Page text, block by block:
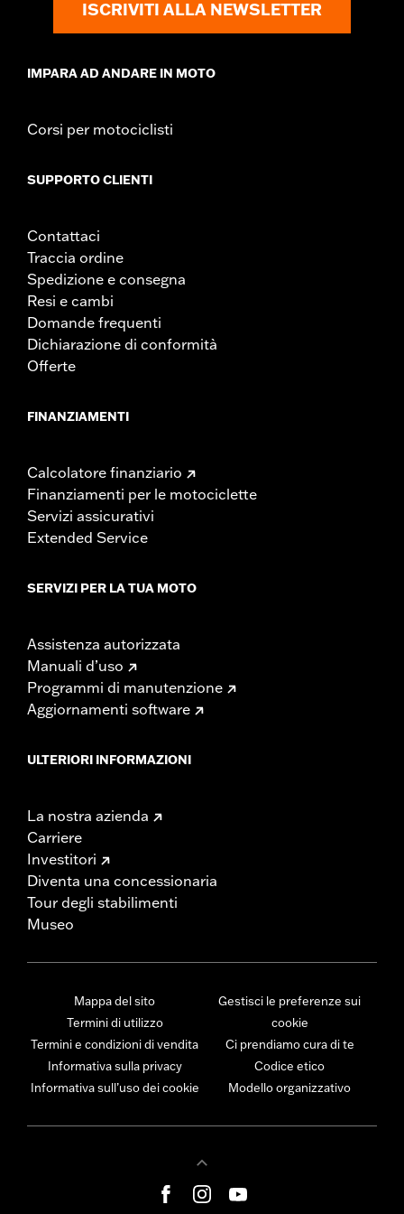
ISCRIVITI ALLA NEWSLETTER
IMPARA AD ANDARE IN MOTO
Corsi per motociclisti
SUPPORTO CLIENTI
Contattaci
Traccia ordine
Spedizione e consegna
Resi e cambi
Domande frequenti
Dichiarazione di conformità
Offerte
FINANZIAMENTI
Calcolatore finanziario
Finanziamenti per le motociclette
Servizi assicurativi
Extended Service
SERVIZI PER LA TUA MOTO
Assistenza autorizzata
Manuali d’uso
Programmi di manutenzione
Aggiornamenti software
ULTERIORI INFORMAZIONI
La nostra azienda
Carriere
Investitori
Diventa una concessionaria
Tour degli stabilimenti
Museo
Mappa del sito
Termini di utilizzo
Termini e condizioni di vendita
Informativa sulla privacy
Informativa sull’uso dei cookie
Gestisci le preferenze sui
cookie
Ci prendiamo cura di te
Codice etico
Modello organizzativo